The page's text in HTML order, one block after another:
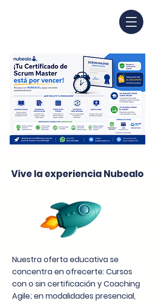
Vive la experiencia Nubealo
Nuestra oferta educativa se
concentra en ofrecerte: Cursos
con o sin certificación y Coaching
Agile; en modalidades presencial,